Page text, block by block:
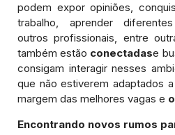
podem expor opiniões,
trabalho, aprender
outros profissionais, entre
também estão conectadase
consigam interagir nesses
que não estiverem adaptados
margem das melhores vagas e
Encontrando novos rumos